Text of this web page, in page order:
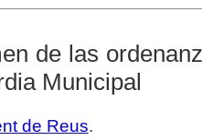
de las
Municipal
de Reus.